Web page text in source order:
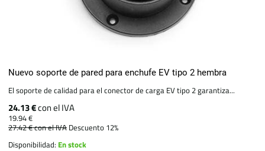
Nuevo soporte de pared para enchufe EV tipo 2 hembra
El soporte de calidad para el conector de carga EV tipo 2 garantiza...
24.13 €con el IVA
19.94 €
27.42 €con el IVA Descuento 12%
Disponibilidad: En stock